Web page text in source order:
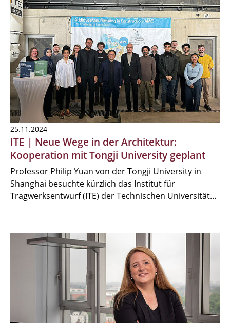
25.11.2024
ITE | Neue Wege in der Architektur:
Kooperation mit Tongji University geplant
Professor Philip Yuan von der Tongji University in
Shanghai besuchte kürzlich das Institut für
Tragwerksentwurf (ITE) der Technischen Universität…